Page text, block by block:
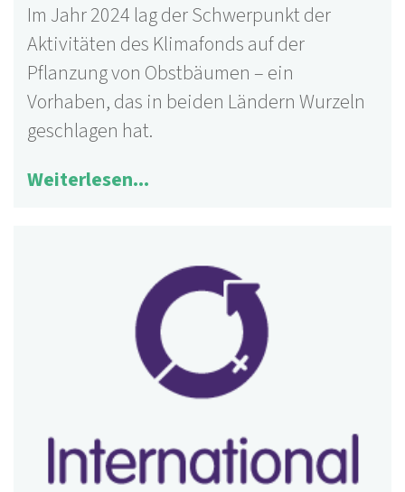
Im Jahr 2024 lag der Schwerpunkt der
Aktivitäten des Klimafonds auf der
Pflanzung von Obstbäumen – ein
Vorhaben, das in beiden Ländern Wurzeln
geschlagen hat.
Weiterlesen...